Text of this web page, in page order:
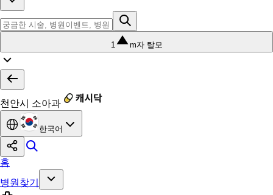
1 m자 탈모
천안시 소아과
한국어
홈
병원찾기